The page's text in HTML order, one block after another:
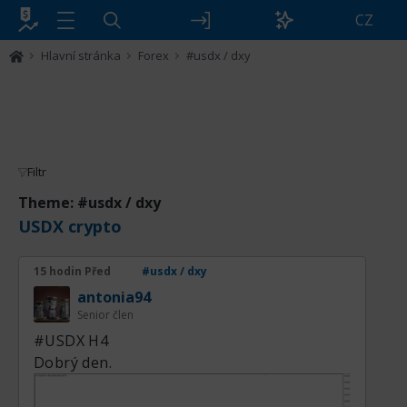
CZ
Hlavní stránka Forex #usdx / dxy
Filtr
Theme: #usdx / dxy
USDX crypto
15 hodin Před #usdx / dxy
antonia94
Senior člen
#USDX Н4
Dobrý den.